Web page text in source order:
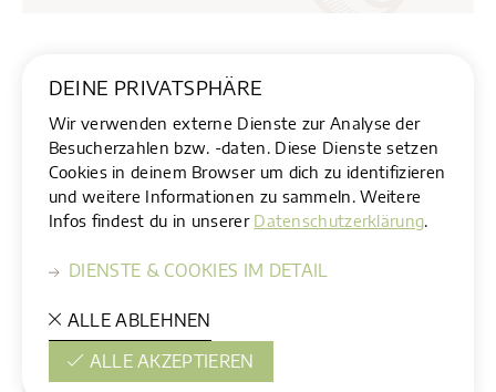
website by pixelrausch
DEINE PRIVATSPHÄRE
Wir verwenden externe Dienste zur Analyse der
Besucherzahlen bzw. -daten. Diese Dienste setzen
Cookies in deinem Browser um dich zu identifizieren
und weitere Informationen zu sammeln. Weitere
Infos findest du in unserer Datenschutzerklärung.
DIENSTE & COOKIES IM DETAIL
DEINE EINSTELLUNGEN
Einstellungen.Notwendig, damit dieser lästige Banner nur
einmalig erscheint und dich nicht bei jedem Besuch belästigt.
ALLE ABLEHNEN
ALLE AKZEPTIEREN